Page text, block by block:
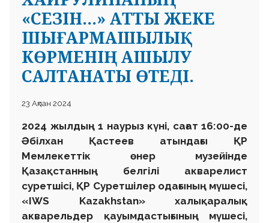
«СЕЗІН...» АТТЫ ЖЕКЕ
ШЫҒАРМАШЫЛЫҚ
КӨРМЕНІҢ АШЫЛУ
САЛТАНАТЫ ӨТЕДІ.
23 Ақпан 2024
2024 жылдың 1 наурыз күні, сағат 16:00-де
Әбілхан Қастеев атындағы ҚР
Мемлекеттік өнер музейінде
Қазақстанның белгілі акварелист
суретшісі, ҚР Суретшілер одағының мүшесі,
«IWS Kazakhstan» халықаралық
акварельдер қауымдастығының мүшесі,